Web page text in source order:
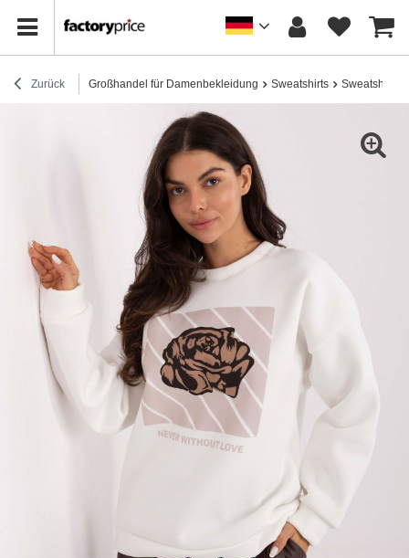
Zurück Großhandel für Damenbekleidung Sweatshirts Sweatshirts